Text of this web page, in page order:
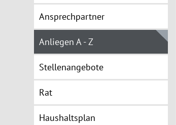
Ansprechpartner
Anliegen A - Z
Stellenangebote
Rat
Haushaltsplan